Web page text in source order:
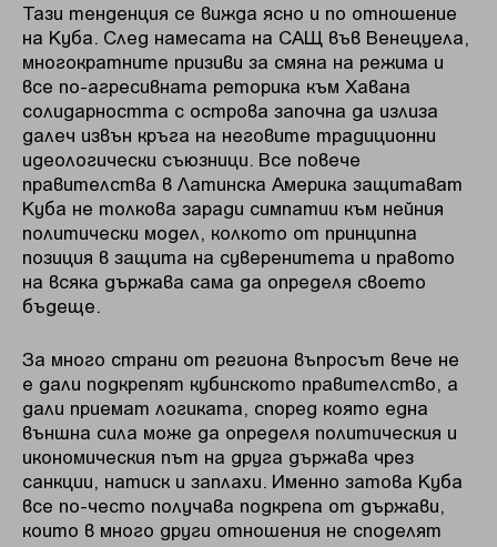
Тази тенденция се вижда ясно и по отношение
на Куба. След намесата на САЩ във Венецуела,
многократните призиви за смяна на режима и
все по-агресивната реторика към Хавана
солидарността с острова започна да излиза
далеч извън кръга на неговите традиционни
идеологически съюзници. Все повече
правителства в Латинска Америка защитават
Куба не толкова заради симпатии към нейния
политически модел, колкото от принципна
позиция в защита на суверенитета и правото
на всяка държава сама да определя своето
бъдеще.
За много страни от региона въпросът вече не
е дали подкрепят кубинското правителство, а
дали приемат логиката, според която една
външна сила може да определя политическия и
икономическия път на друга държава чрез
санкции, натиск и заплахи. Именно затова Куба
все по-често получава подкрепа от държави,
които в много други отношения не споделят